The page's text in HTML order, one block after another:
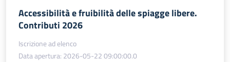
Accessibilità e fruibilità delle spiagge libere.
Contributi 2026
Iscrizione ad elenco
Data apertura: 2026-05-22 09:00:00.0